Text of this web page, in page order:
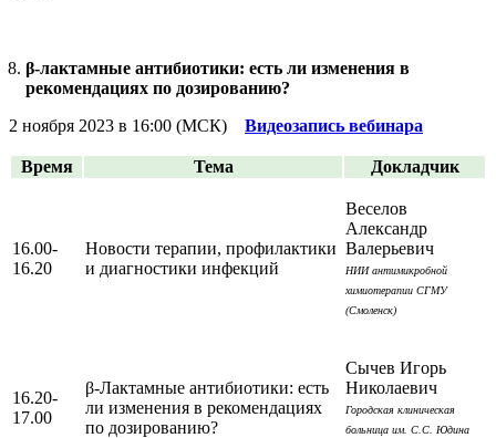
β-лактамные антибиотики: есть ли изменения в
рекомендациях по дозированию?
2 ноября 2023 в 16:00 (МСК) Видеозапись вебинара
Время Тема Докладчик
16.00-
16.20
Новости терапии, профилактики
и диагностики инфекций
Веселов
Александр
Валерьевич
НИИ антимикробной
химиотерапии СГМУ
(Смоленск)
16.20-
17.00
β-Лактамные антибиотики: есть
ли изменения в рекомендациях
по дозированию?
Сычев Игорь
Николаевич
Городская клиническая
больница им. С.С. Юдина